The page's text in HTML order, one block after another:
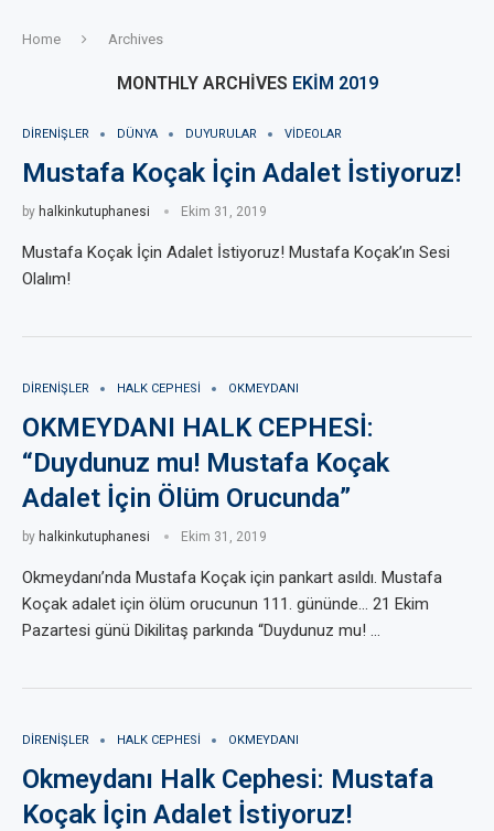
Home Archives
MONTHLY ARCHIVES EKIM 2019
DIRENIŞLER DÜNYA DUYURULAR VIDEOLAR
Mustafa Koçak İçin Adalet İstiyoruz!
by halkinkutuphanesi Ekim 31, 2019
Mustafa Koçak İçin Adalet İstiyoruz! Mustafa Koçak’ın Sesi
Olalım!
DIRENIŞLER HALK CEPHESI OKMEYDANI
OKMEYDANI HALK CEPHESİ:
“Duydunuz mu! Mustafa Koçak
Adalet İçin Ölüm Orucunda”
by halkinkutuphanesi Ekim 31, 2019
Okmeydanı’nda Mustafa Koçak için pankart asıldı. Mustafa
Koçak adalet için ölüm orucunun 111. gününde… 21 Ekim
Pazartesi günü Dikilitaş parkında “Duydunuz mu! …
DIRENIŞLER HALK CEPHESI OKMEYDANI
Okmeydanı Halk Cephesi: Mustafa
Koçak İçin Adalet İstiyoruz!